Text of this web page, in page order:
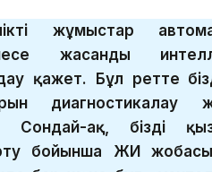
жұмыстар
жасанды
қажет. Бұл ретте
диагностикалау
ақ, біздің
бойынша ЖИ